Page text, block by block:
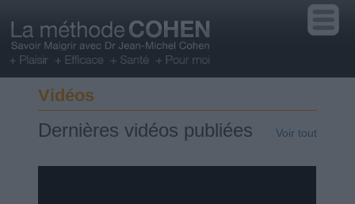
Vidéos
Dernières vidéos publiées Voir tout